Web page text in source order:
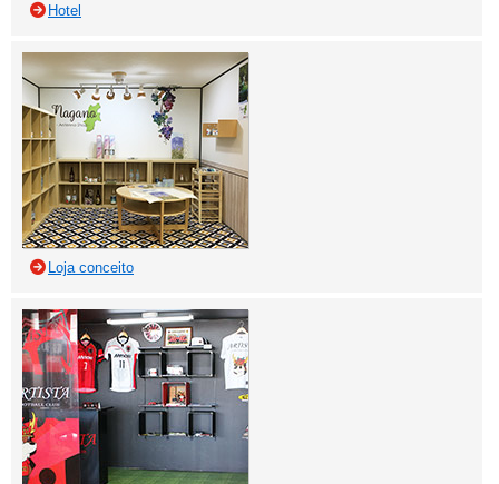
Hotel
Loja conceito